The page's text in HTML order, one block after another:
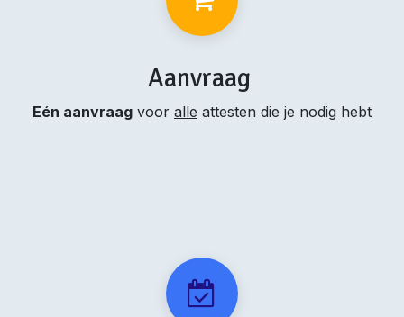
Aanvraag
Eén aanvraag voor alle attesten die je nodig hebt